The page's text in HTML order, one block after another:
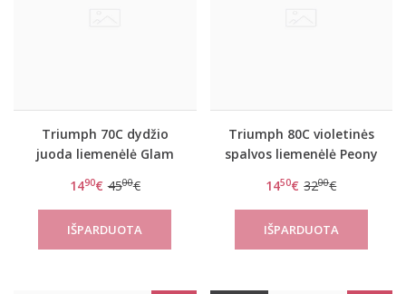
Triumph 70C dydžio
juoda liemenėlė Glam
1490€ 4500€
Triumph 80C violetinės
spalvos liemenėlė Peony
1450€ 3200€